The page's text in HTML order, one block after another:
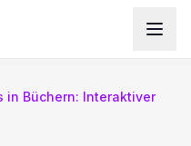
in Büchern: Interaktiver